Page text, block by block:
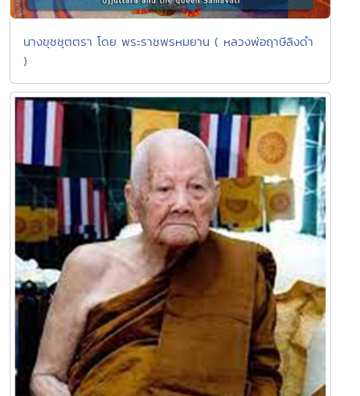
นางขุชชุตตรา โดย พระราชพรหมยาน ( หลวงพ่อฤาษีลิงดำ
)